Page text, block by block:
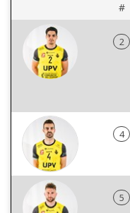
#
2
4
5